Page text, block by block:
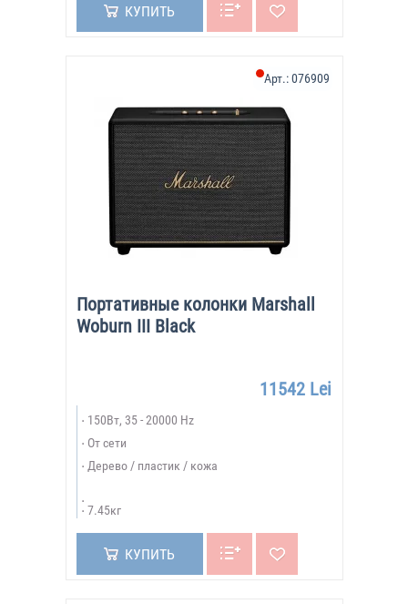
КУПИТЬ
Портативные колонки Marshall
Woburn III Black
Арт.:076909
11542 Lei
150Вт, 35 - 20000 Hz
От сети
Дерево / пластик / кожа
7.45кг
КУПИТЬ